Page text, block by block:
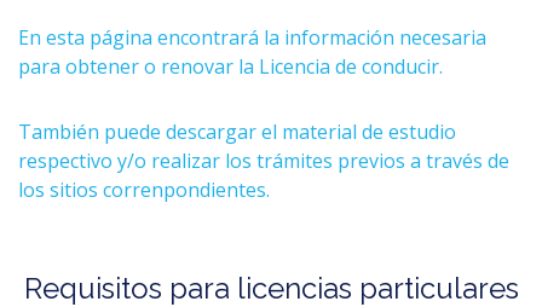
En esta página encontrará la información necesaria
para obtener o renovar la Licencia de conducir.
También puede descargar el material de estudio
respectivo y/o realizar los trámites previos a través de
los sitios correnpondientes.
Requisitos para licencias particulares